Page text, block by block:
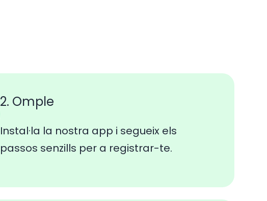
2. Omple
Instal·la la nostra app i segueix els
passos senzills per a registrar-te.